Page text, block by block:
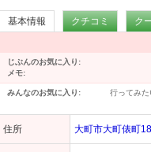
基本情報 クチコミ ク
じぶんのお気に入り:
メモ:
みんなのお気に入り: 行ってみた
住所 大町市大町俵町